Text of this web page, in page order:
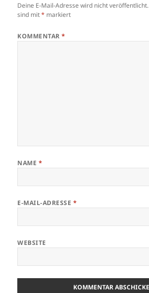
Deine E-Mail-Adresse wird nicht veröffentlicht.
sind mit* markiert
KOMMENTAR*
NAME *
E-MAIL-ADRESSE *
WEBSITE